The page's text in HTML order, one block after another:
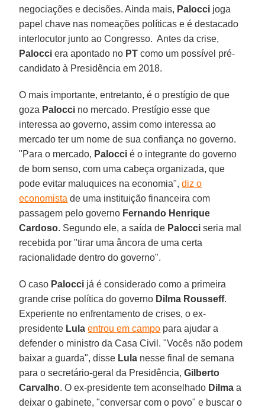
negociações e decisões. Ainda mais, Palocci joga
papel chave nas nomeações políticas e é destacado
interlocutor junto ao Congresso. Antes da crise,
Palocci era apontado no PT como um possível pré-
candidato à Presidência em 2018.
O mais importante, entretanto, é o prestígio de que
goza Palocci no mercado. Prestígio esse que
interessa ao governo, assim como interessa ao
mercado ter um nome de sua confiança no governo.
"Para o mercado, Palocci é o integrante do governo
de bom senso, com uma cabeça organizada, que
pode evitar maluquices na economia",diz o
economista de uma instituição financeira com
passagem pelo governo Fernando Henrique
Cardoso. Segundo ele, a saída de Palocci seria mal
recebida por "tirar uma âncora de uma certa
racionalidade dentro do governo".
O caso Palocci já é considerado como a primeira
grande crise política do governo Dilma Rousseff.
Experiente no enfrentamento de crises, o ex-
presidente Lula entrou em campo para ajudar a
defender o ministro da Casa Civil. "Vocês não podem
baixar a guarda", disse Lula nesse final de semana
para o secretário-geral da Presidência,Gilberto
Carvalho. O ex-presidente tem aconselhado Dilma a
deixar o gabinete, "conversar com o povo" e buscar o